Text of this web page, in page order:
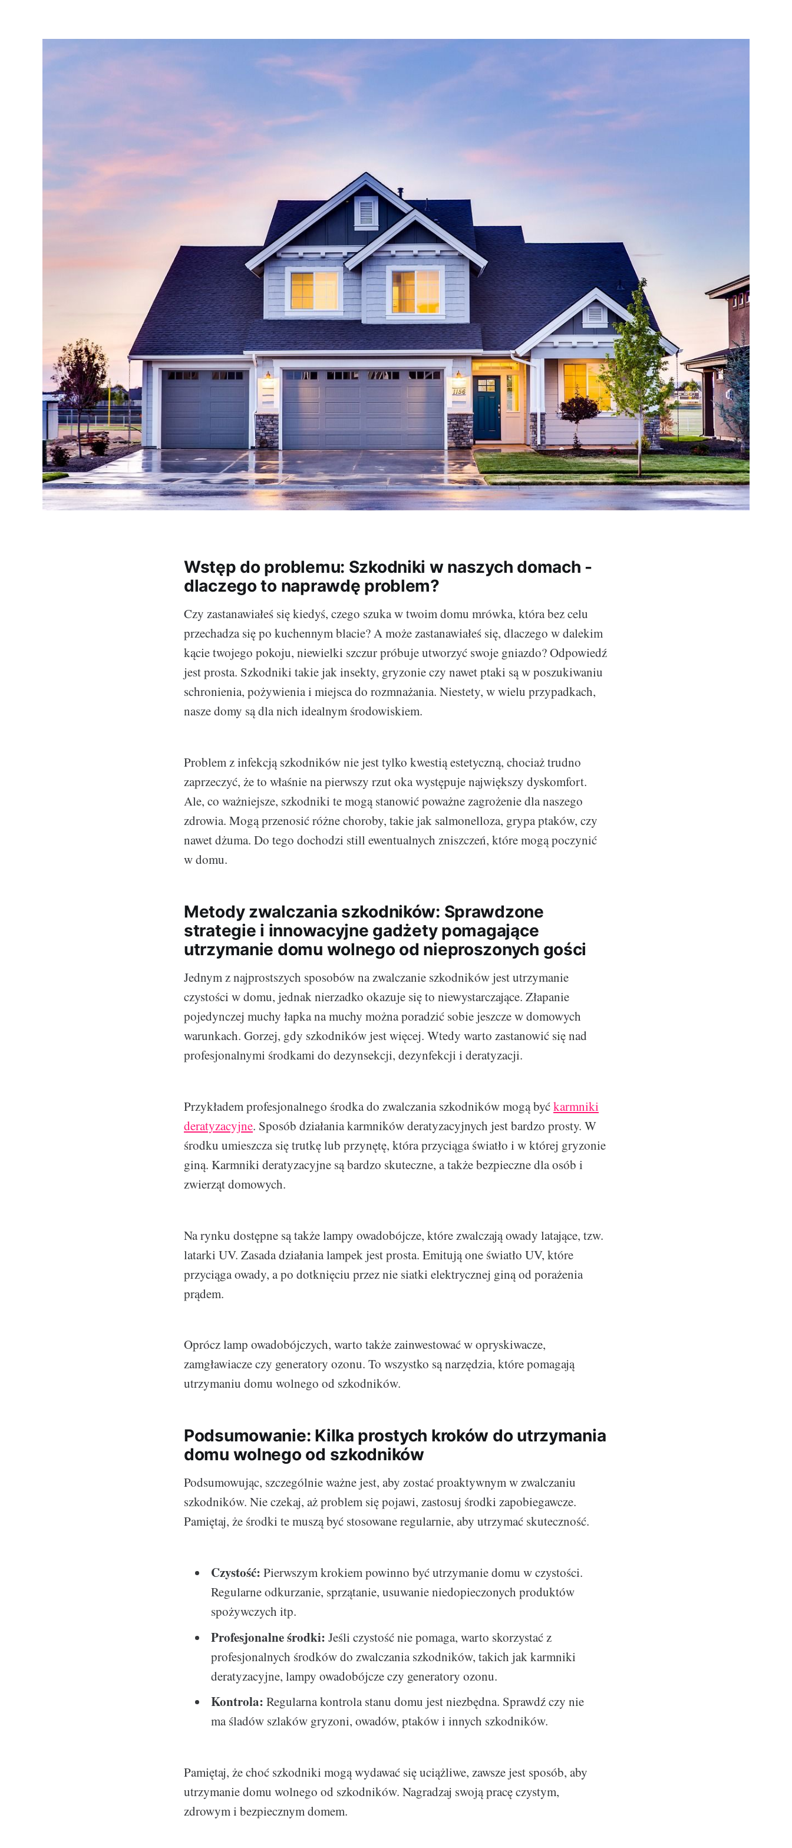
Wstęp do problemu: Szkodniki w naszych domach -
dlaczego to naprawdę problem?
Czy zastanawiałeś się kiedyś, czego szuka w twoim domu mrówka, która bez celu
przechadza się po kuchennym blacie? A może zastanawiałeś się, dlaczego w dalekim
kącie twojego pokoju, niewielki szczur próbuje utworzyć swoje gniazdo? Odpowiedź
jest prosta. Szkodniki takie jak insekty, gryzonie czy nawet ptaki są w poszukiwaniu
schronienia, pożywienia i miejsca do rozmnażania. Niestety, w wielu przypadkach,
nasze domy są dla nich idealnym środowiskiem.
Problem z infekcją szkodników nie jest tylko kwestią estetyczną, chociaż trudno
zaprzeczyć, że to właśnie na pierwszy rzut oka występuje największy dyskomfort.
Ale, co ważniejsze, szkodniki te mogą stanowić poważne zagrożenie dla naszego
zdrowia. Mogą przenosić różne choroby, takie jak salmonelloza, grypa ptaków, czy
nawet dżuma. Do tego dochodzi still ewentualnych zniszczeń, które mogą poczynić
w domu.
Metody zwalczania szkodników: Sprawdzone
strategie i innowacyjne gadżety pomagające
utrzymanie domu wolnego od nieproszonych gości
Jednym z najprostszych sposobów na zwalczanie szkodników jest utrzymanie
czystości w domu, jednak nierzadko okazuje się to niewystarczające. Złapanie
pojedynczej muchy łapka na muchy można poradzić sobie jeszcze w domowych
warunkach. Gorzej, gdy szkodników jest więcej. Wtedy warto zastanowić się nad
profesjonalnymi środkami do dezynsekcji, dezynfekcji i deratyzacji.
Przykładem profesjonalnego środka do zwalczania szkodników mogą byćkarmniki
deratyzacyjne. Sposób działania karmników deratyzacyjnych jest bardzo prosty. W
środku umieszcza się trutkę lub przynętę, która przyciąga światło i w której gryzonie
giną. Karmniki deratyzacyjne są bardzo skuteczne, a także bezpieczne dla osób i
zwierząt domowych.
Na rynku dostępne są także lampy owadobójcze, które zwalczają owady latające, tzw.
latarki UV. Zasada działania lampek jest prosta. Emitują one światło UV, które
przyciąga owady, a po dotknięciu przez nie siatki elektrycznej giną od porażenia
prądem.
Oprócz lamp owadobójczych, warto także zainwestować w opryskiwacze,
zamgławiacze czy generatory ozonu. To wszystko są narzędzia, które pomagają
utrzymaniu domu wolnego od szkodników.
Podsumowanie: Kilka prostych kroków do utrzymania
domu wolnego od szkodników
Podsumowując, szczególnie ważne jest, aby zostać proaktywnym w zwalczaniu
szkodników. Nie czekaj, aż problem się pojawi, zastosuj środki zapobiegawcze.
Pamiętaj, że środki te muszą być stosowane regularnie, aby utrzymać skuteczność.
Czystość: Pierwszym krokiem powinno być utrzymanie domu w czystości.
Regularne odkurzanie, sprzątanie, usuwanie niedopieczonych produktów
spożywczych itp.
Profesjonalne środki: Jeśli czystość nie pomaga, warto skorzystać z
profesjonalnych środków do zwalczania szkodników, takich jak karmniki
deratyzacyjne, lampy owadobójcze czy generatory ozonu.
Kontrola: Regularna kontrola stanu domu jest niezbędna. Sprawdź czy nie
ma śladów szlaków gryzoni, owadów, ptaków i innych szkodników.
Pamiętaj, że choć szkodniki mogą wydawać się uciążliwe, zawsze jest sposób, aby
utrzymanie domu wolnego od szkodników. Nagradzaj swoją pracę czystym,
zdrowym i bezpiecznym domem.